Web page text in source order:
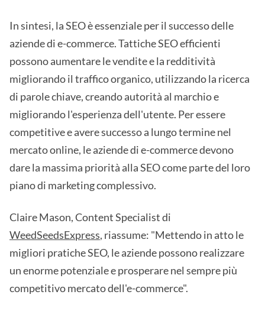
In sintesi, la SEO è essenziale per il successo delle
aziende di e-commerce. Tattiche SEO efficienti
possono aumentare le vendite e la redditività
migliorando il traffico organico, utilizzando la ricerca
di parole chiave, creando autorità al marchio e
migliorando l'esperienza dell'utente. Per essere
competitive e avere successo a lungo termine nel
mercato online, le aziende di e-commerce devono
dare la massima priorità alla SEO come parte del loro
piano di marketing complessivo.
Claire Mason, Content Specialist di
WeedSeedsExpress, riassume: "Mettendo in atto le
migliori pratiche SEO, le aziende possono realizzare
un enorme potenziale e prosperare nel sempre più
competitivo mercato dell'e-commerce".